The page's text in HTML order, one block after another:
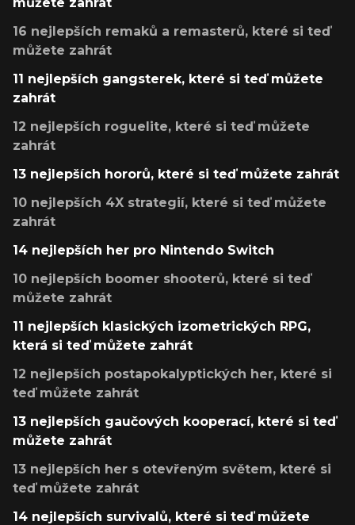
16 nejlepších remaků a remasterů, které si teď
můžete zahrát
11 nejlepších gangsterek, které si teď můžete
zahrát
12 nejlepších roguelite, které si teď můžete
zahrát
13 nejlepších hororů, které si teď můžete zahrát
10 nejlepších 4X strategií, které si teď můžete
zahrát
14 nejlepších her pro Nintendo Switch
10 nejlepších boomer shooterů, které si teď
můžete zahrát
11 nejlepších klasických izometrických RPG,
která si teď můžete zahrát
12 nejlepších postapokalyptických her, které si
teď můžete zahrát
13 nejlepších gaučových kooperací, které si teď
můžete zahrát
13 nejlepších her s otevřeným světem, které si
teď můžete zahrát
14 nejlepších survivalů, které si teď můžete